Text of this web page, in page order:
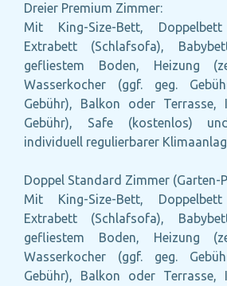
Dreier Premium Zimmer:
Mit King-Size-Bett,
Extrabett (Schlafsofa),
gefliestem Boden, Heizung
Wasserkocher (ggf. geg.
Gebühr), Balkon oder Terrasse,
Gebühr), Safe (kostenlos)
individuell regulierbarer
Doppel Standard Zimmer (Garten-
Mit King-Size-Bett,
Extrabett (Schlafsofa),
gefliestem Boden, Heizung
Wasserkocher (ggf. geg.
Gebühr), Balkon oder Terrasse,